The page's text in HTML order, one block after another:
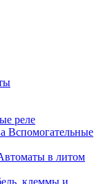
реле
Вспомогательные
в литом
клеммы и